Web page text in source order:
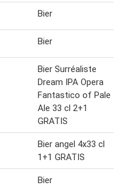
Bier
Bier
Bier Surréaliste
Dream IPA Opera
Fantastico of Pale
Ale 33 cl 2+1
GRATIS
Bier angel 4x33 cl
1+1 GRATIS
Bier